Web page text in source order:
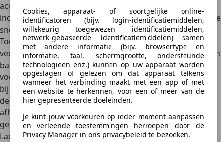
Cookies, apparaat- of soortgelijke online-
identificatoren (bijv. login-identificatiemiddelen,
willekeurig toegewezen identificatiemiddelen,
netwerk-gebaseerde identificatiemiddelen) samen
met andere informatie (bijv. browsertype en
informatie, taal, schermgrootte, ondersteunde
technologieën enz.) kunnen op uw apparaat worden
opgeslagen of gelezen om dat apparaat telkens
wanneer het verbinding maakt met een app of met
een website te herkennen, voor een of meer van de
hier gepresenteerde doeleinden.
Je kunt jouw voorkeuren op ieder moment aanpassen
en verleende toestemmingen herroepen door de
Privacy Manager in ons privacybeleid te bezoeken.
acceleratie van 0 naar 100 km/u in 3,8 seconden is
indrukwekkenden plaatst hem in dezelfde categorie als de
snelste EV’s in dit segment.
Toch draait het niet alleen om snelheid. De Seal biedt ook
veel rijcomfort. De geluidsisolatie is uitstekend en wind- en
bandengeruis worden goed weg gefilterd. De besturing
voelt precies en direct aan, waardoor je vertrouwen hebt
bij hogere snelheden en in bochten. Qua actieradius haalt
de Sealin de praktijk ongeveer 400 tot 500 kilometer
afhankelijk van rijstijl en uitvoering. Dat maakt hem
geschikt voor zowel woon-werkverkeer als lange ritten.
Laden gaat met maximaal 150 kW, wat in dit segment niet